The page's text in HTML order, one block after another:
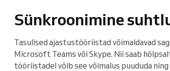
Sünkroonimine
Tasulised ajastustööriistad võimaldavad
Microsoft Teams või Skype. Nii saab
tööriistadel võib see võimalus puududa